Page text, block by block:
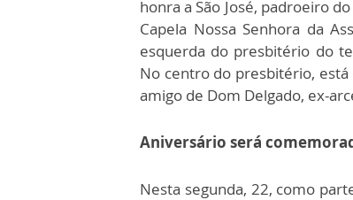
honra a São José, padroeiro
Capela Nossa Senhora da
esquerda do presbitério do
No centro do presbitério,
amigo de Dom Delgado, ex-
Aniversário será
Nesta segunda, 22, como